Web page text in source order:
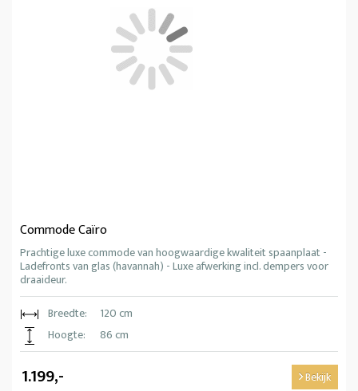
Commode Caïro
Prachtige luxe commode van hoogwaardige kwaliteit spaanplaat -
Ladefronts van glas (havannah) - Luxe afwerking incl. dempers voor
draaideur.
Breedte:
120 cm
Hoogte:
86 cm
1.199,- Bekijk